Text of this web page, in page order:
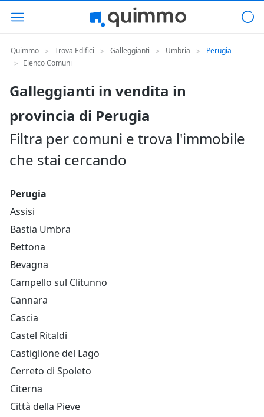
Quimmo > Trova Edifici > Galleggianti > Umbria >
Perugia
> Elenco Comuni
Galleggianti in vendita in
provincia di Perugia
Filtra per comuni e trova l'immobile
che stai cercando
Perugia
Assisi
Bastia Umbra
Bettona
Bevagna
Campello sul Clitunno
Cannara
Cascia
Castel Ritaldi
Castiglione del Lago
Cerreto di Spoleto
Citerna
Città della Pieve